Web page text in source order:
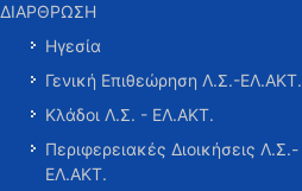
ΔΙΑΡΘΡΩΣΗ
Ηγεσία
Γενική Επιθεώρηση Λ.Σ.-ΕΛ.ΑΚΤ.
Κλάδοι Λ.Σ. - ΕΛ.ΑΚΤ.
Περιφερειακές Διοικήσεις Λ.Σ.-
ΕΛ.ΑΚΤ.